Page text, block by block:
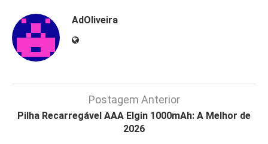
AdOliveira
Postagem Anterior
Pilha Recarregável AAA Elgin 1000mAh: A Melhor de
2026